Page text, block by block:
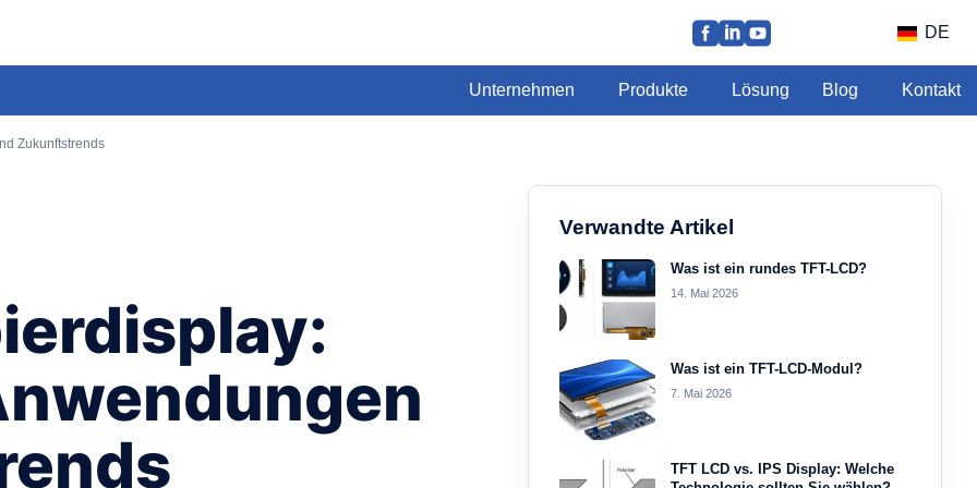
DE
Unternehmen Produkte Lösung Blog Kontakt
Zukunftstrends
Verwandte Artikel
Was ist ein rundes TFT-LCD?
14. Mai 2026
Was ist ein TFT-LCD-Modul?
7. Mai 2026
TFT LCD vs. IPS Display: Welche